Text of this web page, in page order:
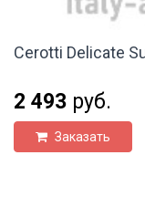
Cerotti Delicate
2 493 руб.
Заказать